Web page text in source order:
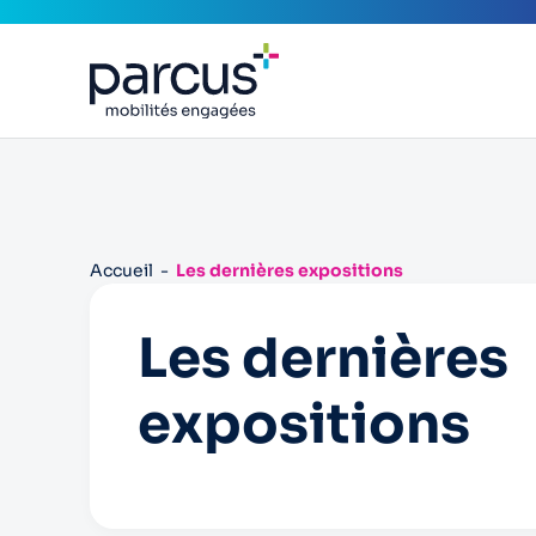
Accueil Les dernières expositions
Les dernières
expositions